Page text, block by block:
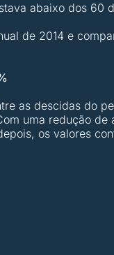
abaixo dos 60
de 2014 e
as descidas do
uma redução
os valores